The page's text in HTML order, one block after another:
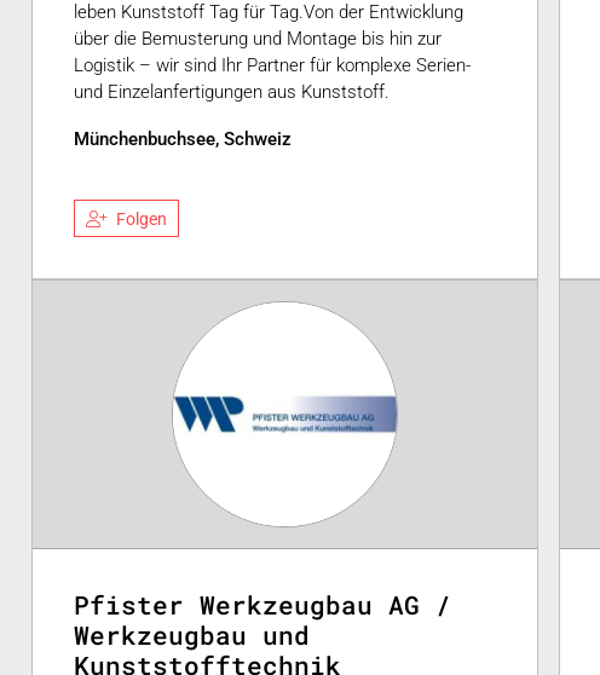
leben Kunststoff Tag für Tag.Von der Entwicklung
über die Bemusterung und Montage bis hin zur
Logistik – wir sind Ihr Partner für komplexe Serien-
und Einzelanfertigungen aus Kunststoff.
Münchenbuchsee, Schweiz
Folgen
Pfister Werkzeugbau AG /
Werkzeugbau und
Kunststofftechnik